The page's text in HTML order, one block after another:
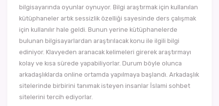
bilgisayarında oyunlar oynuyor. Bilgi araştırmak için kullanılan
kütüphaneler artık sessizlik özelliği sayesinde ders çalışmak
için kullanılır hale geldi. Bunun yerine kütüphanelerde
bulunan bilgisayarlardan araştırılacak konu ile ilgili bilgi
ediniyor. Klavyeden aranacak kelimeleri girerek araştırmayı
kolay ve kısa sürede yapabiliyorlar. Durum böyle olunca
arkadaşlıklarda online ortamda yapılmaya başlandı. Arkadaşlık
sitelerinde birbirini tanımak isteyen insanlar İslami sohbet
sitelerini tercih ediyorlar.